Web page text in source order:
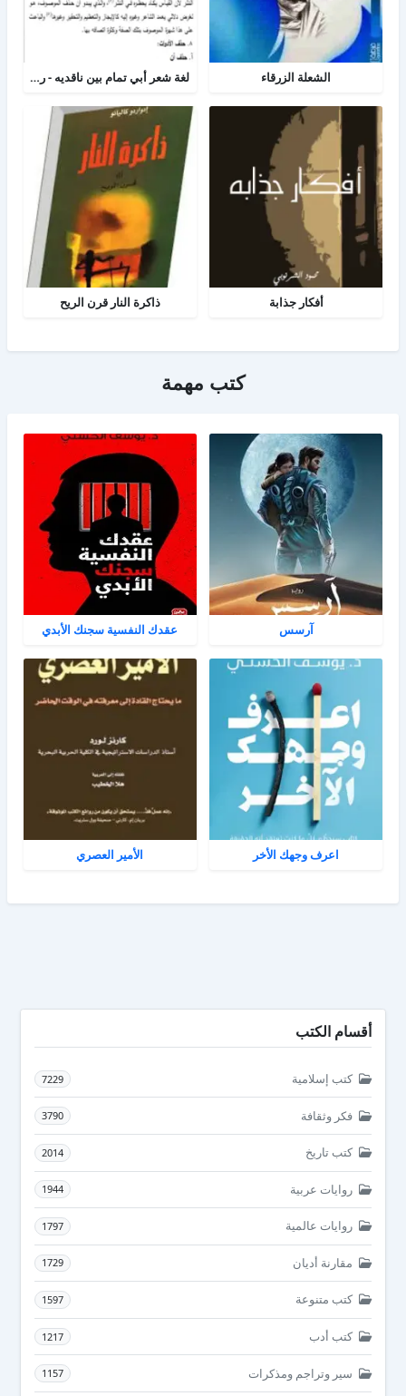
الشعلة الزرقاء لغة شعر أبي تمام بين ناقديه - رسالة لغه عربية
أفكار جذابة ذاكرة النار قرن الريح
كتب مهمة
آرسس عقدك النفسية سجنك الأبدي
اعرف وجهك الأخر الأمير العصري
أقسام الكتب
كتب إسلامية 7229
فكر وثقافة 3790
كتب تاريخ 2014
روايات عربية 1944
روايات عالمية 1797
مقارنة أديان 1729
كتب متنوعة 1597
كتب أدب 1217
سير وتراجم ومذكرات 1157